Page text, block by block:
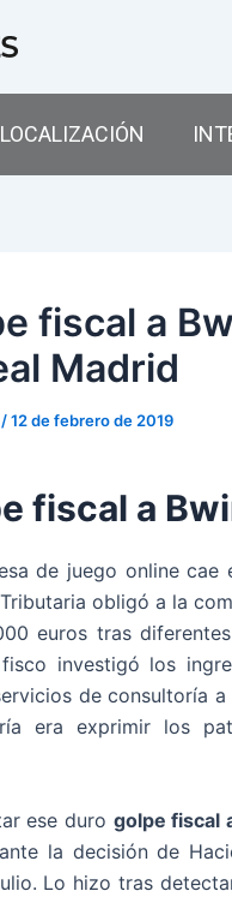
LOCALIZACIÓN
fiscal a
Madrid
/12 de febrero de 2019
fiscal a
de juego online cae
obligó a la
euros tras
fisco investigó los
de consultoría
era exprimir los
ese duro golpe fiscal
la decisión de
Lo hizo tras